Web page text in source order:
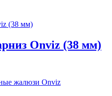
Onviz (38 мм)